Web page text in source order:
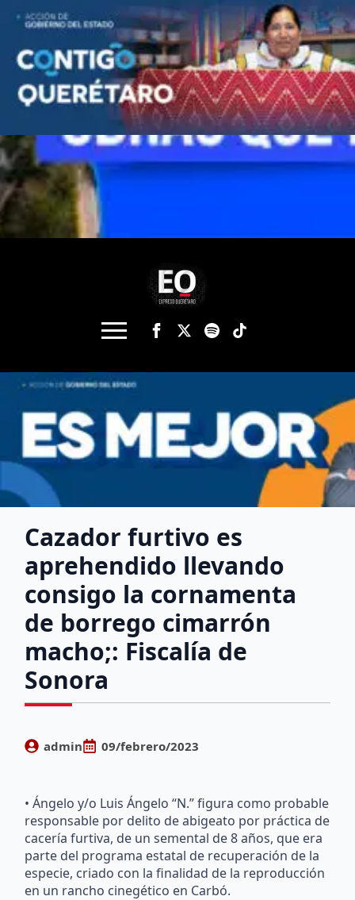
Cazador furtivo es
aprehendido llevando
consigo la cornamenta
de borrego cimarrón
macho;: Fiscalía de
Sonora
admin 09/febrero/2023
• Ángelo y/o Luis Ángelo “N.” figura como probable
responsable por delito de abigeato por práctica de
cacería furtiva, de un semental de 8 años, que era
parte del programa estatal de recuperación de la
especie, criado con la finalidad de la reproducción
en un rancho cinegético en Carbó.